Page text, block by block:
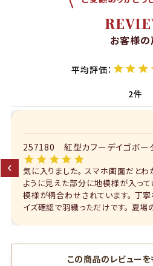
お客様の
2
257180 紅型カフーデイゴボー
仕事用で購入しましたがデザイン
しました。
この商品のレビューを